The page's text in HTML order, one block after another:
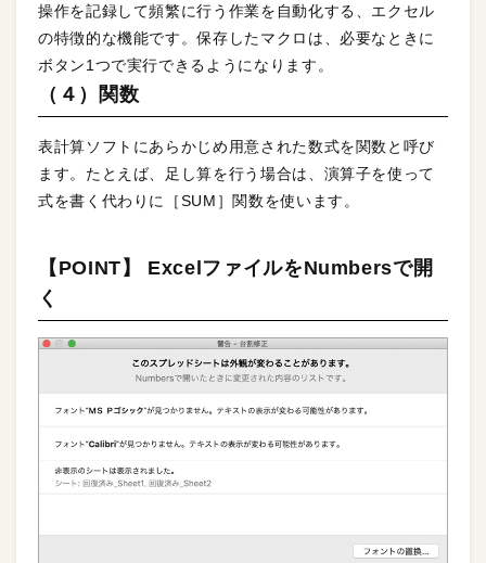
操作を記録して頻繁に行う作業を自動化する、エクセル
の特徴的な機能です。保存したマクロは、必要なときに
ボタン1つで実行できるようになります。
（４）関数
表計算ソフトにあらかじめ用意された数式を関数と呼び
ます。たとえば、足し算を行う場合は、演算子を使って
式を書く代わりに［SUM］関数を使います。
【POINT】 ExcelファイルをNumbersで開
く